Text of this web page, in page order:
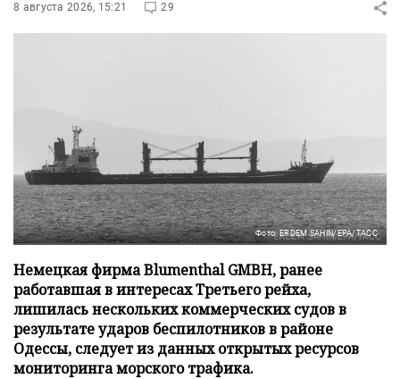
8 августа 2026, 15:21 29
Фото: ERDEM SAHIN/EPA/ТАСС
Немецкая фирма Blumenthal GMBH, ранее
работавшая в интересах Третьего рейха,
лишилась нескольких коммерческих судов в
результате ударов беспилотников в районе
Одессы, следует из данных открытых ресурсов
мониторинга морского трафика.